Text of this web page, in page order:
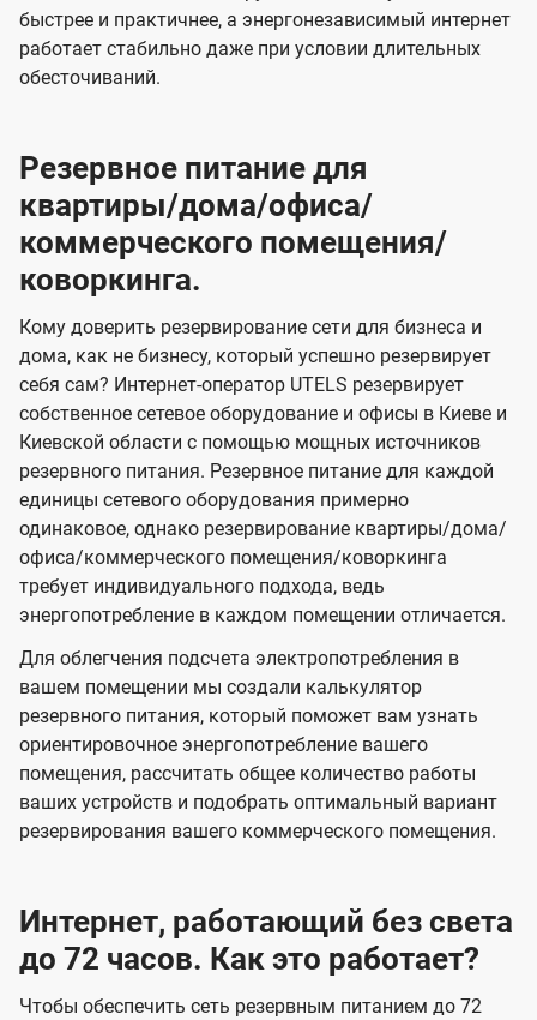
быстрее и практичнее, а энергонезависимый интернет
работает стабильно даже при условии длительных
обесточиваний.
Резервное питание для
квартиры/дома/офиса/
коммерческого помещения/
коворкинга.
Кому доверить резервирование сети для бизнеса и
дома, как не бизнесу, который успешно резервирует
себя сам? Интернет-оператор UTELS резервирует
собственное сетевое оборудование и офисы в Киеве и
Киевской области с помощью мощных источников
резервного питания. Резервное питание для каждой
единицы сетевого оборудования примерно
одинаковое, однако резервирование квартиры/дома/
офиса/коммерческого помещения/коворкинга
требует индивидуального подхода, ведь
энергопотребление в каждом помещении отличается.
Для облегчения подсчета электропотребления в
вашем помещении мы создали калькулятор
резервного питания, который поможет вам узнать
ориентировочное энергопотребление вашего
помещения, рассчитать общее количество работы
ваших устройств и подобрать оптимальный вариант
резервирования вашего коммерческого помещения.
Интернет, работающий без света
до 72 часов. Как это работает?
Чтобы обеспечить сеть резервным питанием до 72